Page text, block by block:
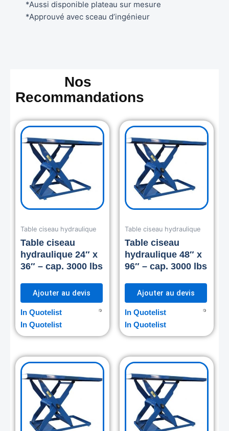
*Aussi disponible plateau sur mesure
*Approuvé avec sceau d’ingénieur
Nos
Recommandations
Table ciseau hydraulique
Table ciseau
hydraulique 24″ x
36″ – cap. 3000 lbs
Ajouter au devis
In Quotelist
In Quotelist
Table ciseau hydraulique
Table ciseau
hydraulique 48″ x
96″ – cap. 3000 lbs
Ajouter au devis
In Quotelist
In Quotelist